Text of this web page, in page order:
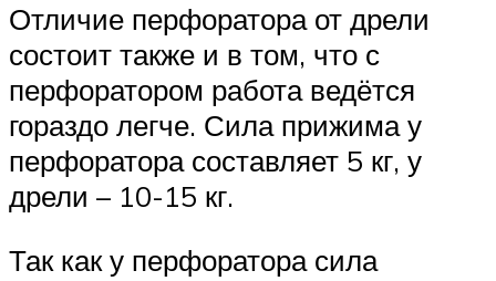
Отличие перфоратора от дрели
состоит также и в том, что с
перфоратором работа ведётся
гораздо легче. Сила прижима у
перфоратора составляет 5 кг, у
дрели – 10-15 кг.
Так как у перфоратора сила